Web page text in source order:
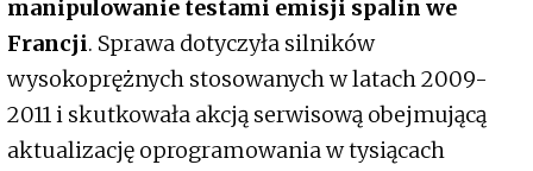
manipulowanie testami emisji spalin we
Francji. Sprawa dotyczyła silników
wysokoprężnych stosowanych w latach 2009-
2011 i skutkowała akcją serwisową obejmującą
aktualizację oprogramowania w tysiącach